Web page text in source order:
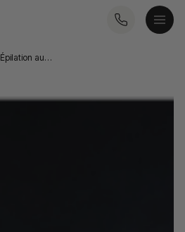
Épilation au…